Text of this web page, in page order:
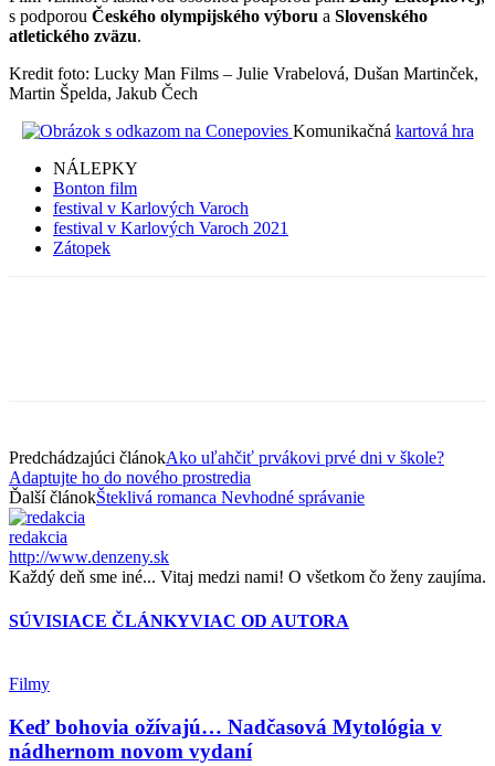
s podporou Českého olympijského výboru a Slovenského
atletického zväzu.
Kredit foto: Lucky Man Films – Julie Vrabelová, Dušan Martinček,
Martin Špelda, Jakub Čech
Komunikačná kartová hra
NÁLEPKY
Bonton film
festival v Karlových Varoch
festival v Karlových Varoch 2021
Zátopek
Predchádzajúci článokAko uľahčiť prvákovi prvé dni v škole?
Adaptujte ho do nového prostredia
Ďalší článokŠteklivá romanca Nevhodné správanie
redakcia
http://www.denzeny.sk
Každý deň sme iné... Vitaj medzi nami! O všetkom čo ženy zaujíma.
SÚVISIACE ČLÁNKYVIAC OD AUTORA
Filmy
Keď bohovia ožívajú… Nadčasová Mytológia v
nádhernom novom vydaní